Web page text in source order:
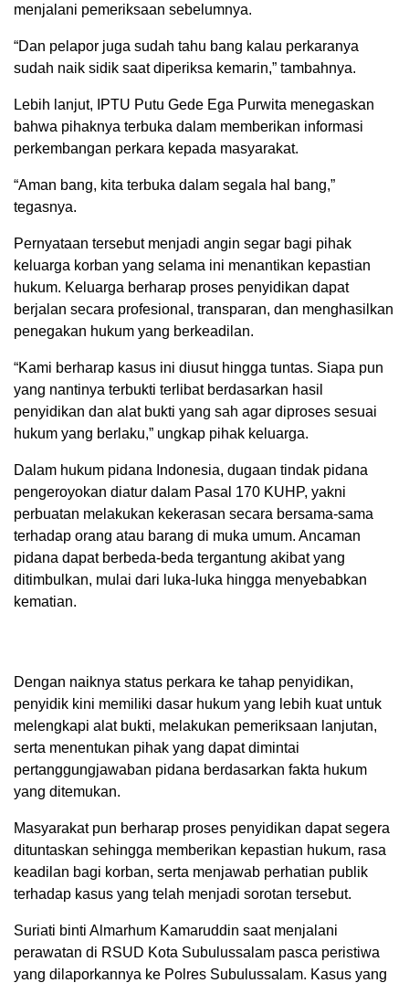
menjalani pemeriksaan sebelumnya.
“Dan pelapor juga sudah tahu bang kalau perkaranya
sudah naik sidik saat diperiksa kemarin,” tambahnya.
Lebih lanjut, IPTU Putu Gede Ega Purwita menegaskan
bahwa pihaknya terbuka dalam memberikan informasi
perkembangan perkara kepada masyarakat.
“Aman bang, kita terbuka dalam segala hal bang,”
tegasnya.
Pernyataan tersebut menjadi angin segar bagi pihak
keluarga korban yang selama ini menantikan kepastian
hukum. Keluarga berharap proses penyidikan dapat
berjalan secara profesional, transparan, dan menghasilkan
penegakan hukum yang berkeadilan.
“Kami berharap kasus ini diusut hingga tuntas. Siapa pun
yang nantinya terbukti terlibat berdasarkan hasil
penyidikan dan alat bukti yang sah agar diproses sesuai
hukum yang berlaku,” ungkap pihak keluarga.
Dalam hukum pidana Indonesia, dugaan tindak pidana
pengeroyokan diatur dalam Pasal 170 KUHP, yakni
perbuatan melakukan kekerasan secara bersama-sama
terhadap orang atau barang di muka umum. Ancaman
pidana dapat berbeda-beda tergantung akibat yang
ditimbulkan, mulai dari luka-luka hingga menyebabkan
kematian.
Dengan naiknya status perkara ke tahap penyidikan,
penyidik kini memiliki dasar hukum yang lebih kuat untuk
melengkapi alat bukti, melakukan pemeriksaan lanjutan,
serta menentukan pihak yang dapat dimintai
pertanggungjawaban pidana berdasarkan fakta hukum
yang ditemukan.
Masyarakat pun berharap proses penyidikan dapat segera
dituntaskan sehingga memberikan kepastian hukum, rasa
keadilan bagi korban, serta menjawab perhatian publik
terhadap kasus yang telah menjadi sorotan tersebut.
Suriati binti Almarhum Kamaruddin saat menjalani
perawatan di RSUD Kota Subulussalam pasca peristiwa
yang dilaporkannya ke Polres Subulussalam. Kasus yang